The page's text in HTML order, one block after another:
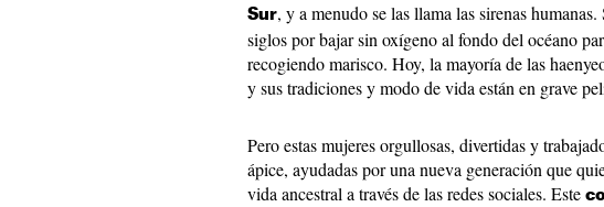
Sur, y a menudo se las llama las sirenas
siglos por bajar sin oxígeno al fondo del océano
recogiendo marisco. Hoy, la mayoría de las
y sus tradiciones y modo de vida están en grave
Pero estas mujeres orgullosas, divertidas y
ápice, ayudadas por una nueva generación que
vida ancestral a través de las redes sociales. Este